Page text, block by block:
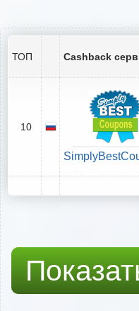
ТОП Cashback
10